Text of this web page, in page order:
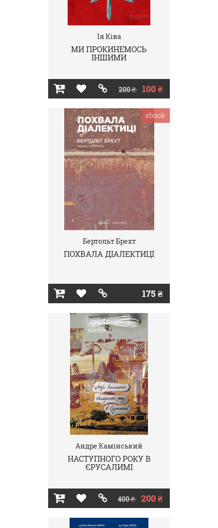
Ія Ківа
МИ ПРОКИНЕМОСЬ
ІНШИМИ
200 ₴ 100 ₴
Бертольт Брехт
ПОХВАЛА ДІАЛЕКТИЦІ
175 ₴
ebook
Андре Камінський
НАСТУПНОГО РОКУ В
ЄРУСАЛИМІ
400 ₴ 200 ₴